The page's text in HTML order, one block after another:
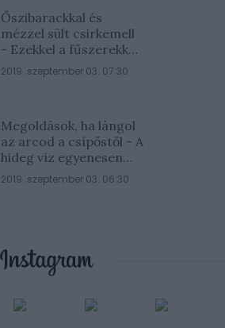
Őszibarackkal és
mézzel sült csirkemell
- Ezekkel a fűszerekkel
lesz a legfinomabb
2019. szeptember 03. 07:30
Megoldások, ha lángol
az arcod a csípőstől - A
hideg víz egyenesen
rossz ötlet
2019. szeptember 03. 06:30